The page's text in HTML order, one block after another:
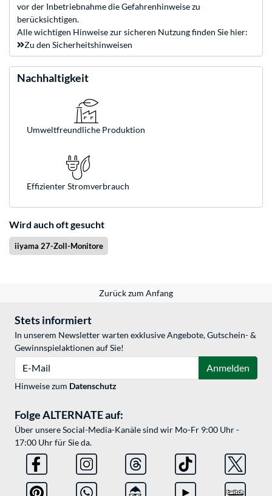
vor der Inbetriebnahme die Gefahrenhinweise zu
berücksichtigen.
Alle wichtigen Hinweise zur sicheren Nutzung finden Sie hier:
Zu den Sicherheitshinweisen
Nachhaltigkeit
Umweltfreundliche Produktion
Effizienter Stromverbrauch
Wird auch oft gesucht
iiyama 27-Zoll-Monitore
Zurück zum Anfang
Stets informiert
In unserem Newsletter warten exklusive Angebote, Gutschein- &
Gewinnspielaktionen auf Sie!
Anmelden
Hinweise zum Datenschutz
Folge ALTERNATE auf:
Über unsere Social-Media-Kanäle sind wir Mo-Fr 9:00 Uhr -
17:00 Uhr für Sie da.